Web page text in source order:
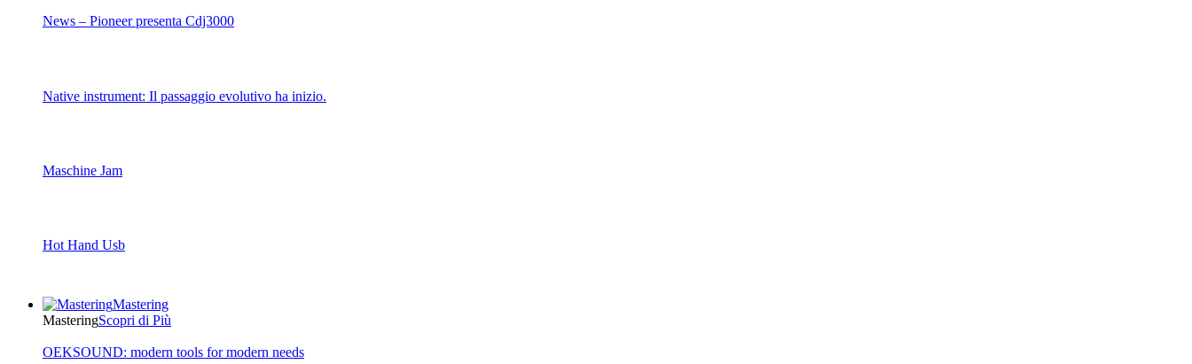
News – Pioneer presenta Cdj3000
Native instrument: Il passaggio evolutivo ha inizio.
Maschine Jam
Hot Hand Usb
Mastering
MasteringScopri di Più
OEKSOUND: modern tools for modern needs